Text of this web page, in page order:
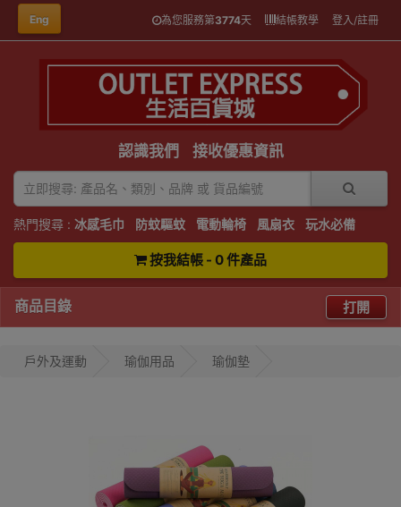
Eng 為您服務第3774天 結帳教學 登入/註冊
認識我們 接收優惠資訊
熱門搜尋 : 冰感毛巾 防蚊驅蚊 電動輪椅 風扇衣 玩水必備
按我結帳 - 0 件產品
商品目錄 打開
戶外及運動 瑜伽用品 瑜伽墊